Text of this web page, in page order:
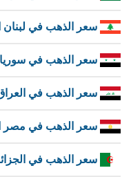
سعر الذهب في لبنان
سعر الذهب في سوريا
سعر الذهب في
سعر الذهب في مصر
سعر الذهب في